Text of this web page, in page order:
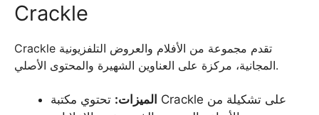
Crackle
Crackle تقدم مجموعة من الأفلام والعروض التلفزيونية
المجانية، مركزة على العناوين الشهيرة والمحتوى الأصلي.
الميزات: تحتوي مكتبة Crackle على تشكيلة من